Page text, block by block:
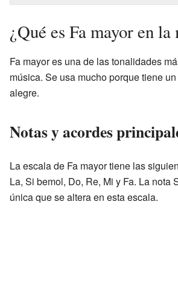
¿Qué es Fa mayor en la
Fa mayor es una de las tonalidades
música. Se usa mucho porque tiene
alegre.
Notas y acordes
La escala de Fa mayor tiene las
La, Si bemol, Do, Re, Mi y Fa. La nota
única que se altera en esta escala.